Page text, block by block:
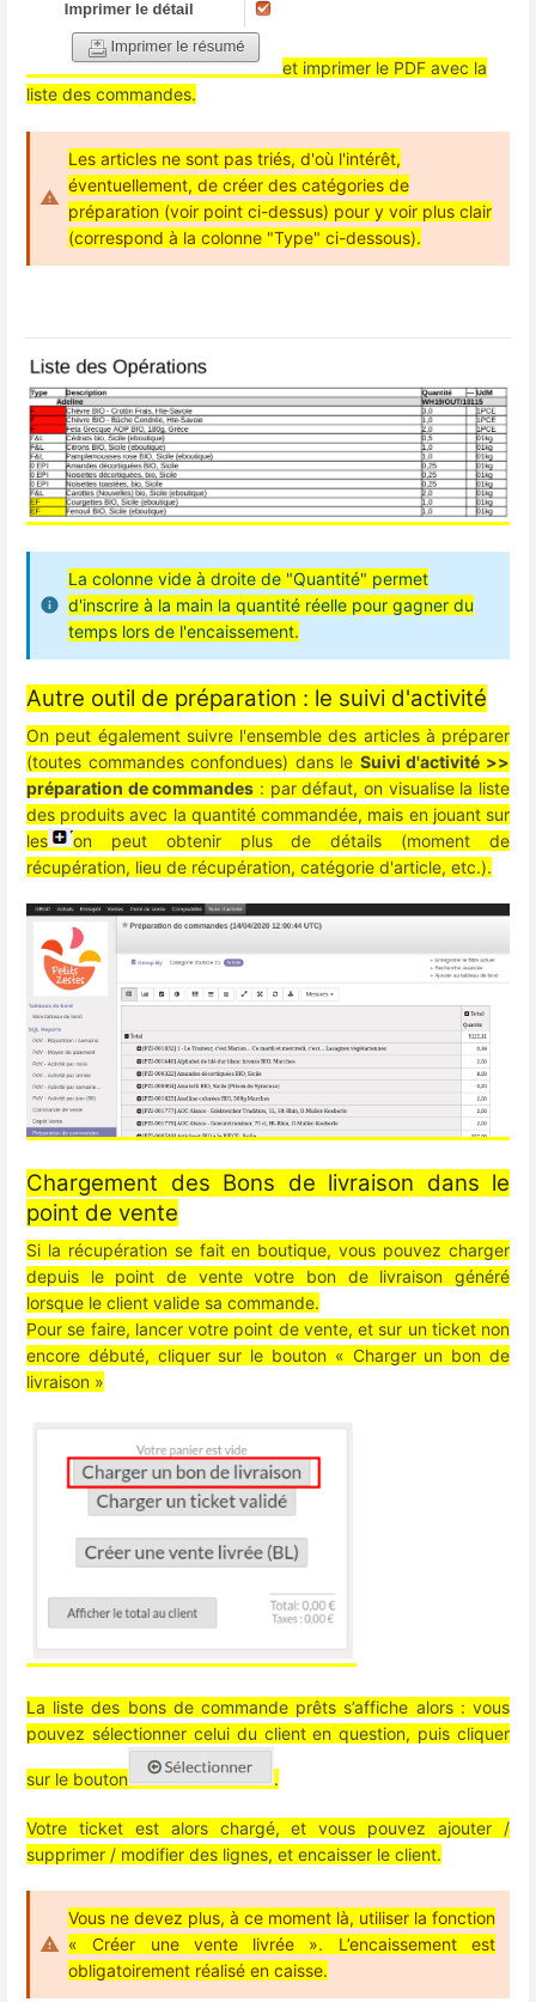
et imprimer le PDF avec la
liste des commandes.
Les articles ne sont pas triés, d'où l'intérêt,
éventuellement, de créer des catégories de
préparation (voir point ci-dessus) pour y voir plus clair
(correspond à la colonne "Type" ci-dessous).
La colonne vide à droite de "Quantité" permet
d'inscrire à la main la quantité réelle pour gagner du
temps lors de l'encaissement.
Autre outil de préparation : le suivi d'activité
On peut également suivre l'ensemble des articles à préparer
(toutes commandes confondues) dans le Suivi d'activité >>
préparation de commandes : par défaut, on visualise la liste
des produits avec la quantité commandée, mais en jouant sur
les
on peut obtenir plus de détails (moment de
récupération, lieu de récupération, catégorie d'article, etc.).
Chargement des Bons de livraison dans le
point de vente
Si la récupération se fait en boutique, vous pouvez charger
depuis le point de vente votre bon de livraison généré
lorsque le client valide sa commande.
Pour se faire, lancer votre point de vente, et sur un ticket non
encore débuté, cliquer sur le bouton « Charger un bon de
livraison »
La liste des bons de commande prêts s’affiche alors : vous
pouvez sélectionner celui du client en question, puis cliquer
sur le bouton .
Votre ticket est alors chargé, et vous pouvez ajouter /
supprimer / modifier des lignes, et encaisser le client.
Vous ne devez plus, à ce moment là, utiliser la fonction
« Créer une vente livrée ». L’encaissement est
obligatoirement réalisé en caisse.